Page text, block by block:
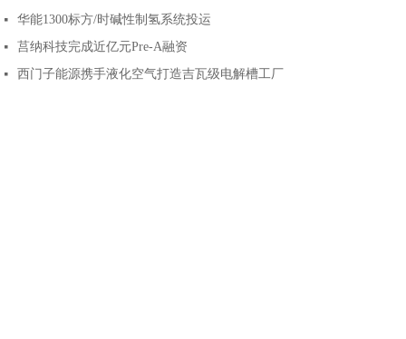
넷 华能1300标方/时碱性制氢系统投运
넷 莒纳科技完成近亿元Pre-A融资
넷 西门子能源携手液化空气打造吉瓦级电解槽工厂